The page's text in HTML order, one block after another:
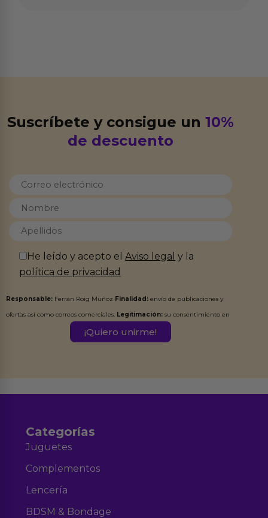
Suscríbete y consigue un10%
de descuento
He leído y acepto elAviso legal y la
política de privacidad
Responsable: Ferran Roig Muñoz Finalidad: envío de publicaciones y
ofertas así como correos comerciales. Legitimación: su consentimiento en
Destinatarios:Ferran Roig Muñoz. Podrás ejercer tus
Categorías
Juguetes
Complementos
Lencería
BDSM & Bondage